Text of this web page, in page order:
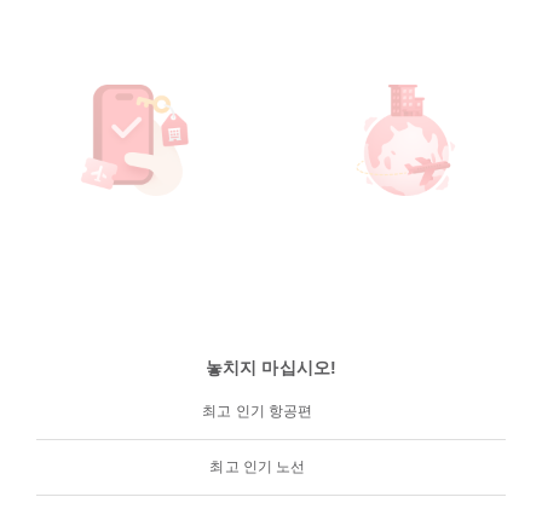
놓치지 마십시오!
최고 인기 항공편
최고 인기 노선